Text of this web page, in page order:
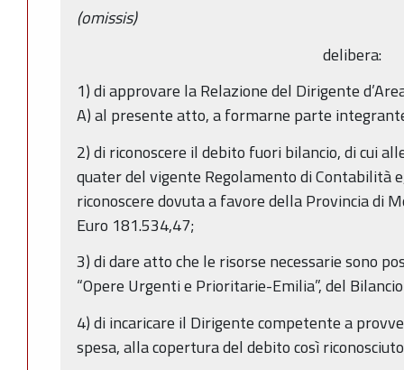
(omissis)
delibera:
1) di approvare la Relazione del Dirigente
A) al presente atto, a formarne parte
2) di riconoscere il debito fuori bilancio, di cui
quater del vigente Regolamento di Contabilità
riconoscere dovuta a favore della Provincia di
Euro 181.534,47;
3) di dare atto che le risorse necessarie sono
“Opere Urgenti e Prioritarie-Emilia”, del
4) di incaricare il Dirigente competente a
spesa, alla copertura del debito così